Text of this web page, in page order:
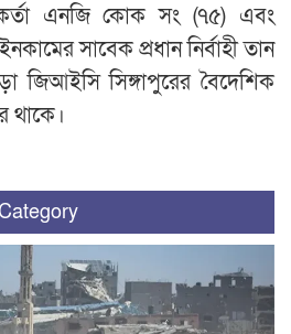
এনজি কোক সং (৭৫) এবং
সাবেক প্রধান নির্বাহী তান
জিআইসি সিঙ্গাপুরের বৈদেশিক
থাকে।